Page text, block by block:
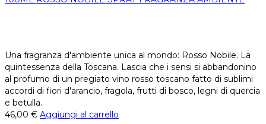
Una fragranza d'ambiente unica al mondo: Rosso Nobile. La
quintessenza della Toscana. Lascia che i sensi si abbandonino
al profumo di un pregiato vino rosso toscano fatto di sublimi
accordi di fiori d'arancio, fragola, frutti di bosco, legni di quercia
e betulla.
46,00 € Aggiungi al carrello